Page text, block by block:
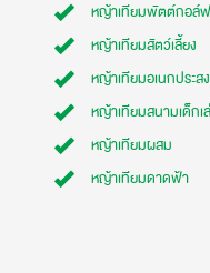
หญ้าเทียมพัตต์กอล์ฟ
หญ้าเทียมสัตว์เลี้ยง
หญ้าเทียมอเนกประส
หญ้าเทียมสนามเด็กเ
หญ้าเทียมผสม
หญ้าเทียมดาดฟ้า